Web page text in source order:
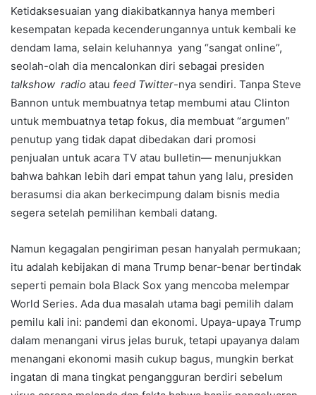
Ketidaksesuaian yang diakibatkannya hanya memberi
kesempatan kepada kecenderungannya untuk kembali ke
dendam lama, selain keluhannya yang “sangat online”,
seolah-olah dia mencalonkan diri sebagai presiden
talkshow radio atau feed Twitter-nya sendiri. Tanpa Steve
Bannon untuk membuatnya tetap membumi atau Clinton
untuk membuatnya tetap fokus, dia membuat “argumen”
penutup yang tidak dapat dibedakan dari promosi
penjualan untuk acara TV atau bulletin— menunjukkan
bahwa bahkan lebih dari empat tahun yang lalu, presiden
berasumsi dia akan berkecimpung dalam bisnis media
segera setelah pemilihan kembali datang.
Namun kegagalan pengiriman pesan hanyalah permukaan;
itu adalah kebijakan di mana Trump benar-benar bertindak
seperti pemain bola Black Sox yang mencoba melempar
World Series. Ada dua masalah utama bagi pemilih dalam
pemilu kali ini: pandemi dan ekonomi. Upaya-upaya Trump
dalam menangani virus jelas buruk, tetapi upayanya dalam
menangani ekonomi masih cukup bagus, mungkin berkat
ingatan di mana tingkat pengangguran berdiri sebelum